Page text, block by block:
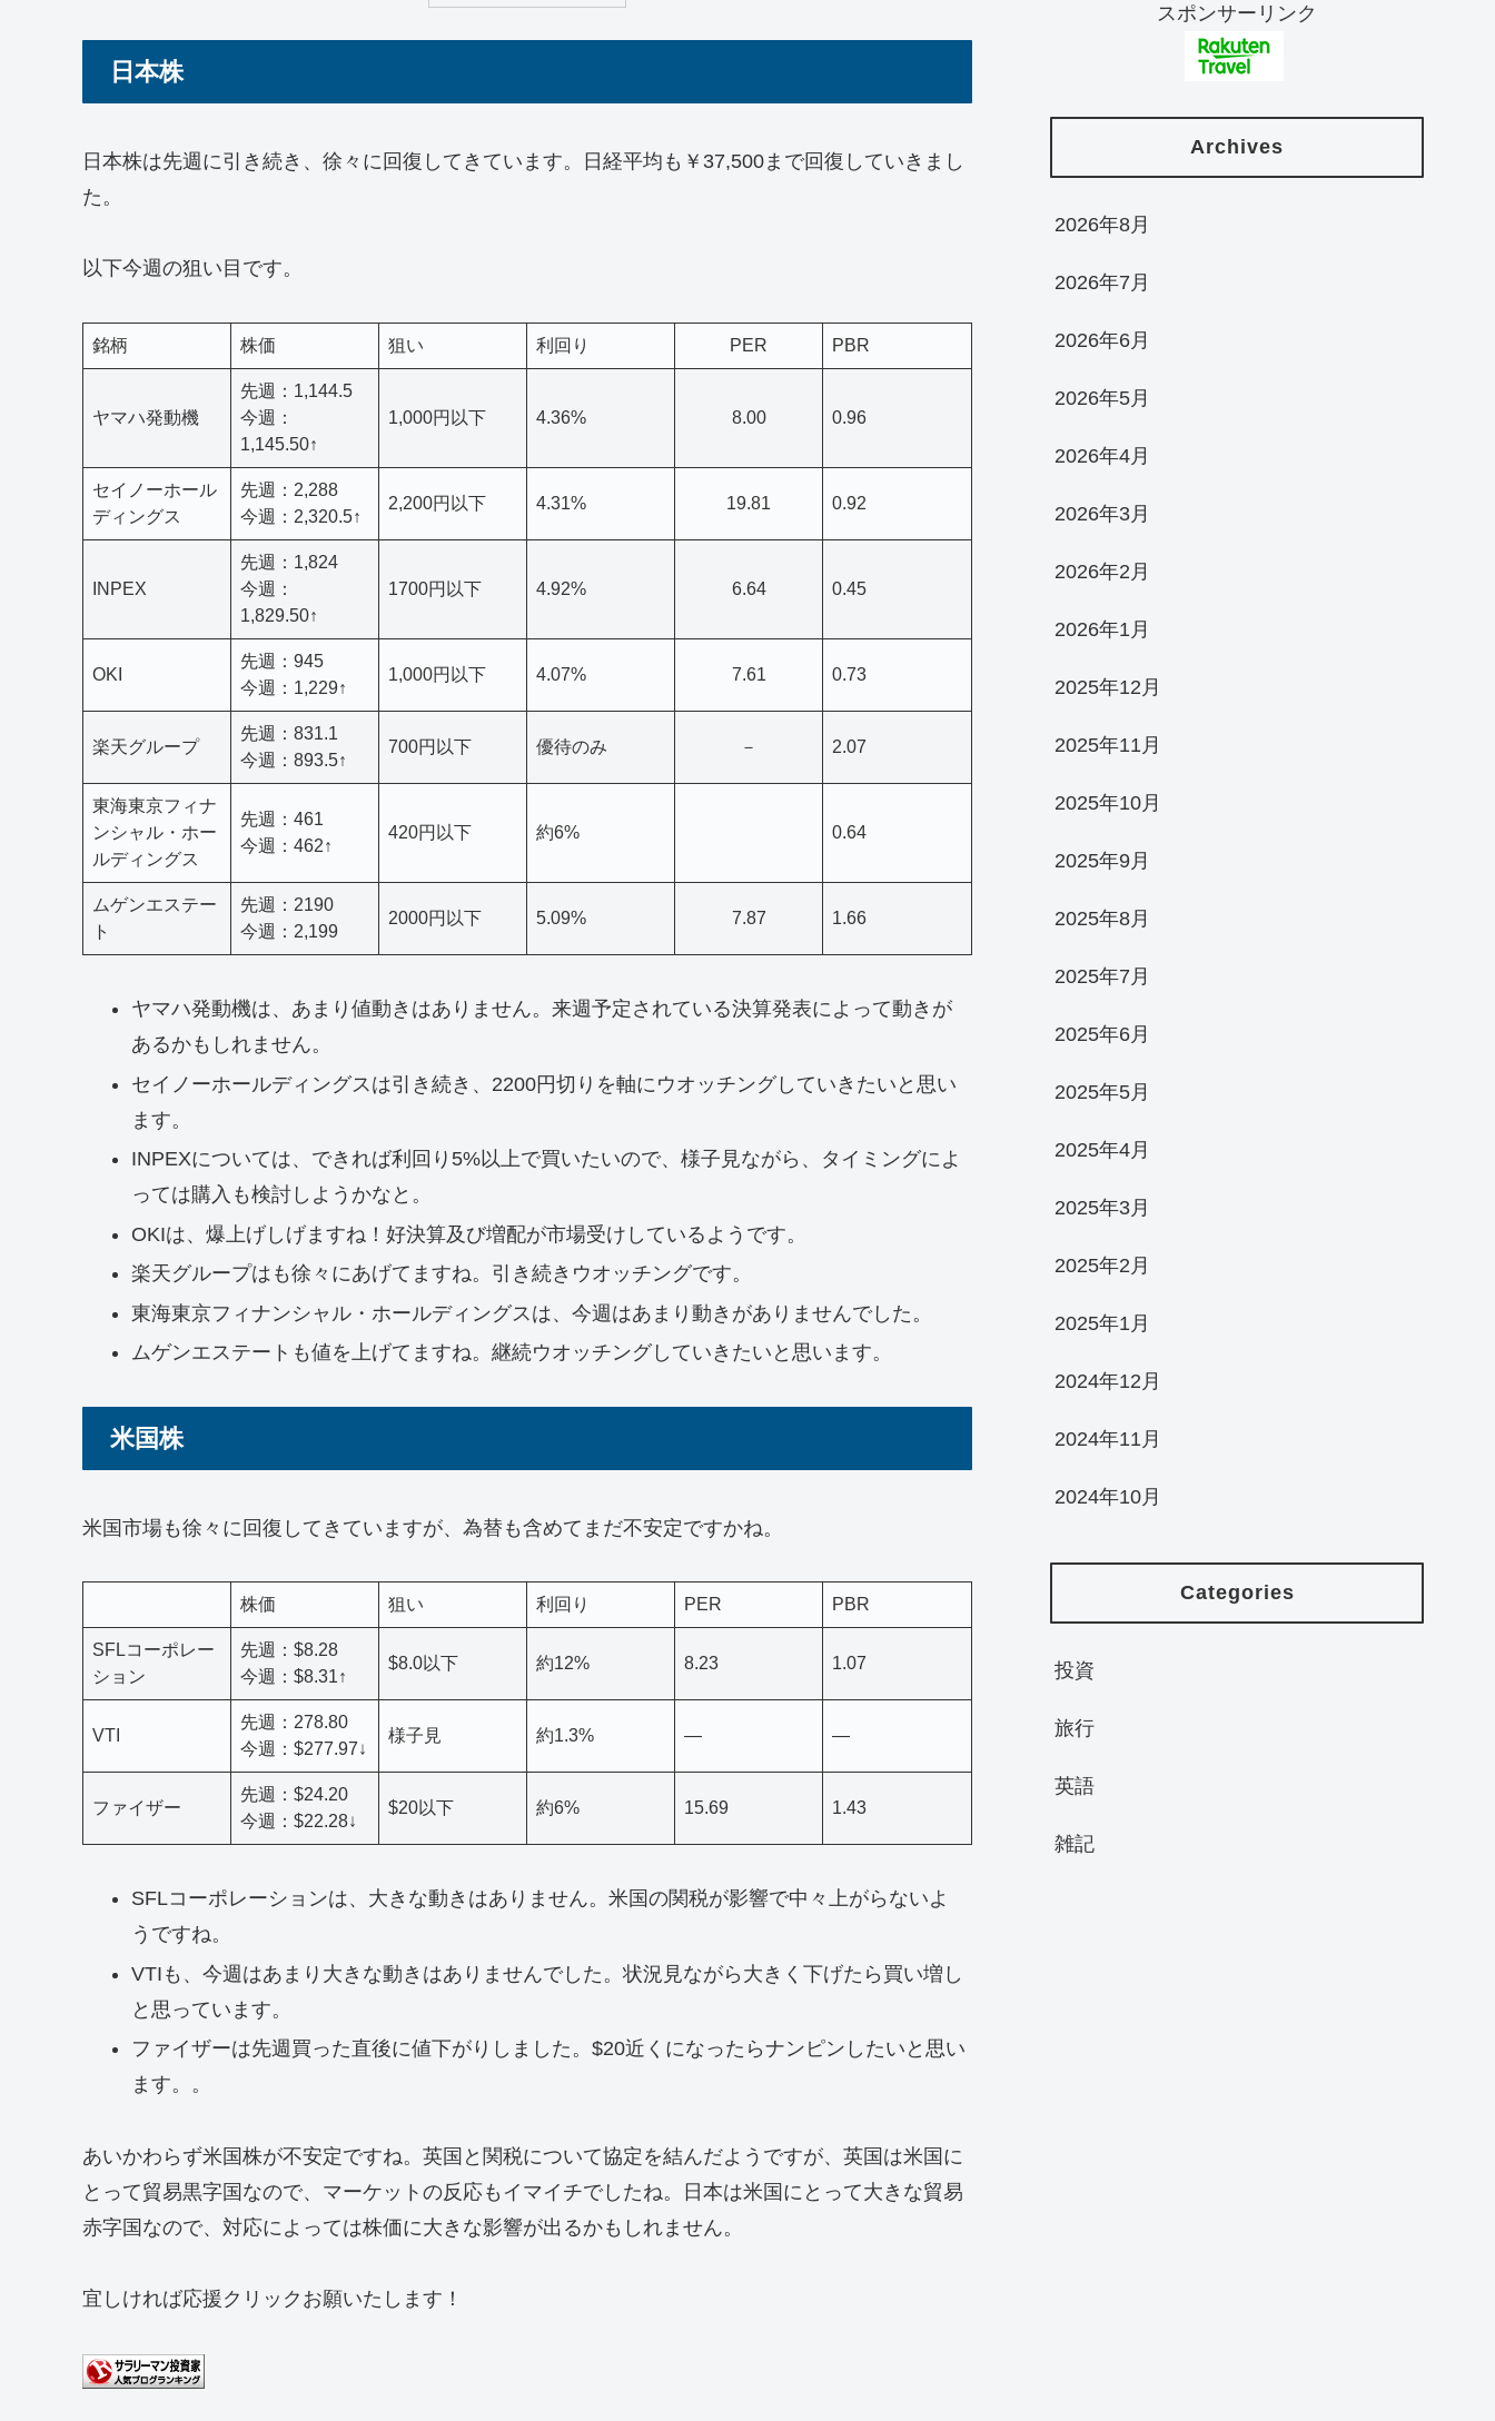
日本株
日本株は先週に引き続き、徐々に回復してきています。日経平均も￥37,500まで回復していきまし
た。
以下今週の狙い目です。
銘柄 株価 狙い 利回り PER PBR
ヤマハ発動機
先週：1,144.5
今週：
1,145.50↑
1,000円以下 4.36% 8.00 0.96
セイノーホール
ディングス
先週：2,288
今週：2,320.5↑
2,200円以下 4.31% 19.81 0.92
INPEX
先週：1,824
今週：
1,829.50↑
1700円以下 4.92% 6.64 0.45
OKI
先週：945
今週：1,229↑
1,000円以下 4.07% 7.61 0.73
楽天グループ
先週：831.1
今週：893.5↑
700円以下 優待のみ － 2.07
東海東京フィナ
ンシャル・ホー
ルディングス
先週：461
今週：462↑
420円以下 約6% 0.64
ムゲンエステー
ト
先週：2190
今週：2,199
2000円以下 5.09% 7.87 1.66
ヤマハ発動機は、あまり値動きはありません。来週予定されている決算発表によって動きが
あるかもしれません。
セイノーホールディングスは引き続き、2200円切りを軸にウオッチングしていきたいと思い
ます。
INPEXについては、できれば利回り5%以上で買いたいので、様子見ながら、タイミングによ
っては購入も検討しようかなと。
OKIは、爆上げしげますね！好決算及び増配が市場受けしているようです。
楽天グループはも徐々にあげてますね。引き続きウオッチングです。
東海東京フィナンシャル・ホールディングスは、今週はあまり動きがありませんでした。
ムゲンエステートも値を上げてますね。継続ウオッチングしていきたいと思います。
米国株
米国市場も徐々に回復してきていますが、為替も含めてまだ不安定ですかね。
株価 狙い 利回り PER PBR
SFLコーポレー
ション
先週：$8.28
今週：$8.31↑
$8.0以下 約12% 8.23 1.07
VTI
先週：278.80
今週：$277.97↓
様子見 約1.3% — —
ファイザー
先週：$24.20
今週：$22.28↓
$20以下 約6% 15.69 1.43
SFLコーポレーションは、大きな動きはありません。米国の関税が影響で中々上がらないよ
うですね。
VTIも、今週はあまり大きな動きはありませんでした。状況見ながら大きく下げたら買い増し
と思っています。
ファイザーは先週買った直後に値下がりしました。$20近くになったらナンピンしたいと思い
ます。。
あいかわらず米国株が不安定ですね。英国と関税について協定を結んだようですが、英国は米国に
とって貿易黒字国なので、マーケットの反応もイマイチでしたね。日本は米国にとって大きな貿易
赤字国なので、対応によっては株価に大きな影響が出るかもしれません。
宜しければ応援クリックお願いたします！
スポンサーリンク
Archives
2026年8月
2026年7月
2026年6月
2026年5月
2026年4月
2026年3月
2026年2月
2026年1月
2025年12月
2025年11月
2025年10月
2025年9月
2025年8月
2025年7月
2025年6月
2025年5月
2025年4月
2025年3月
2025年2月
2025年1月
2024年12月
2024年11月
2024年10月
Categories
投資
旅行
英語
雑記